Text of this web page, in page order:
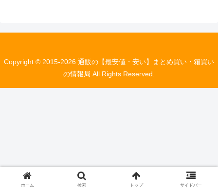
Copyright © 2015-2026 通販の【最安値・安い】まとめ買い・箱買い
の情報局 All Rights Reserved.
ホーム 検索 トップ サイドバー